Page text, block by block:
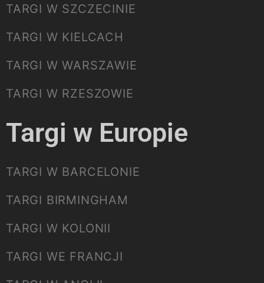
TARGI W SZCZECINIE
TARGI W KIELCACH
TARGI W WARSZAWIE
TARGI W RZESZOWIE
Targi w Europie
TARGI W BARCELONIE
TARGI BIRMINGHAM
TARGI W KOLONII
TARGI WE FRANCJI